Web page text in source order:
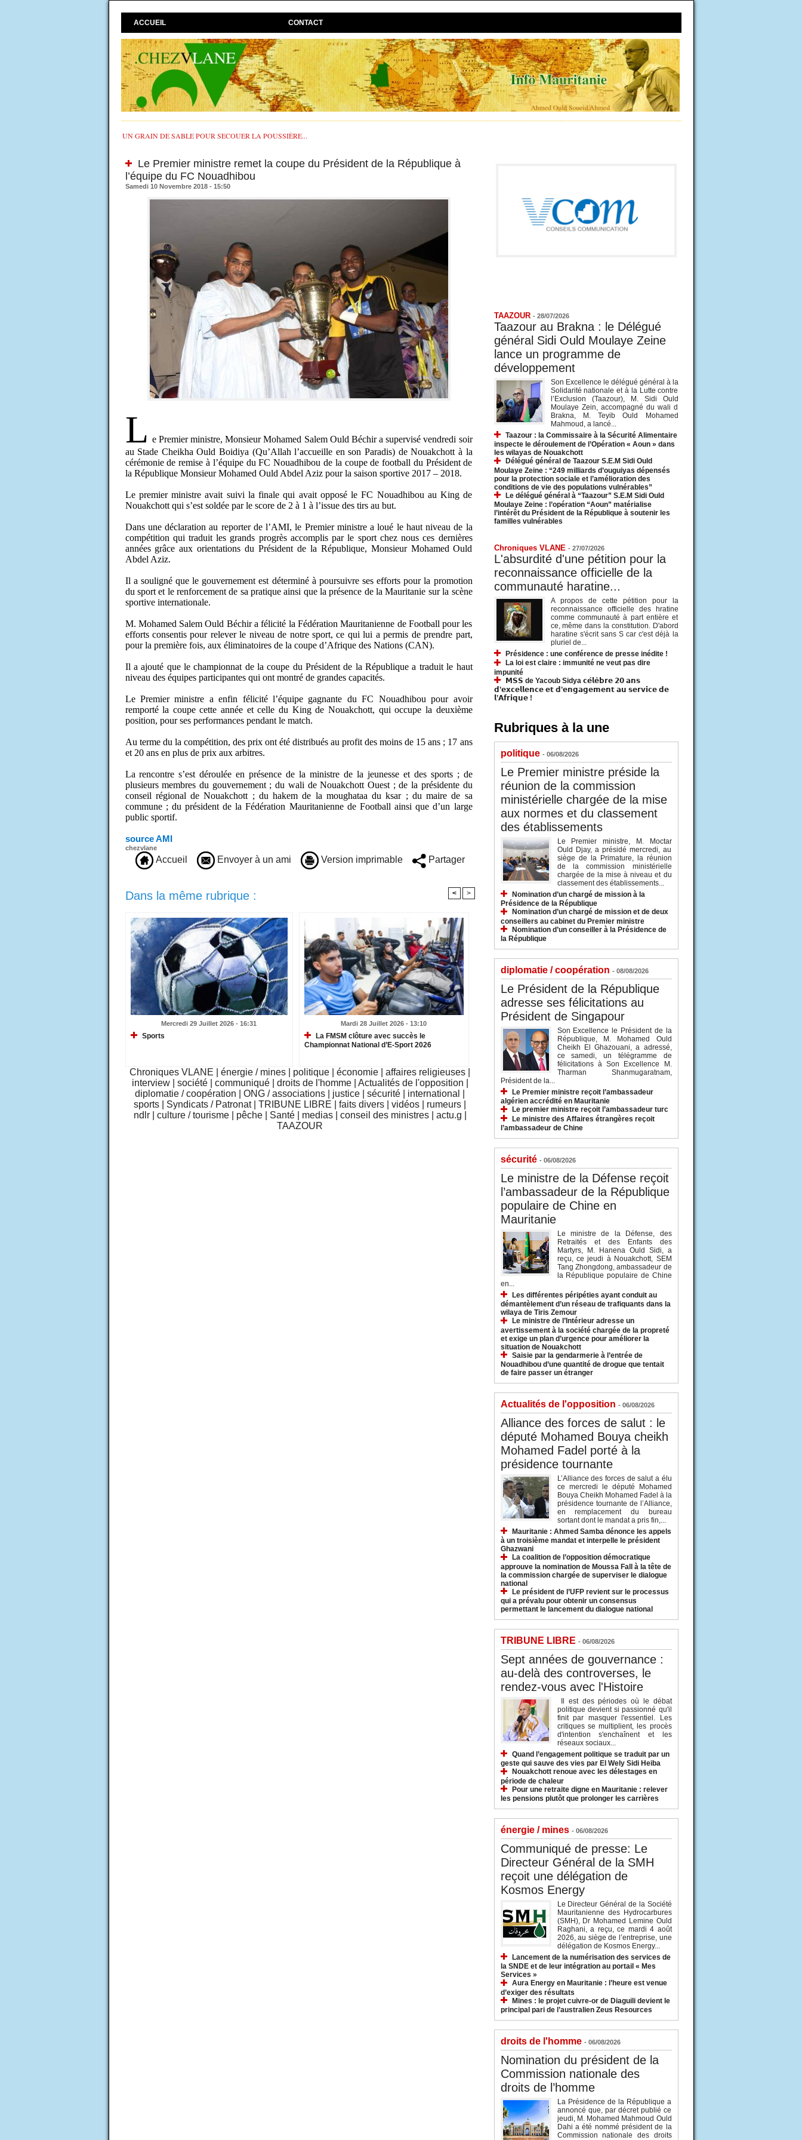
ACCUEIL CONTACT
UN GRAIN DE SABLE POUR SECOUER LA POUSSIÈRE...
Le Premier ministre remet la coupe du Président de la République à
l’équipe du FC Nouadhibou
Samedi 10 Novembre 2018 - 15:50
L e Premier ministre, Monsieur Mohamed Salem Ould Béchir a supervisé vendredi soir
au Stade Cheikha Ould Boidiya (Qu’Allah l’accueille en son Paradis) de Nouakchott à la
cérémonie de remise à l’équipe du FC Nouadhibou de la coupe de football du Président de
la République Monsieur Mohamed Ould Abdel Aziz pour la saison sportive 2017 – 2018.
Le premier ministre avait suivi la finale qui avait opposé le FC Nouadhibou au King de
Nouakchott qui s’est soldée par le score de 2 à 1 à l’issue des tirs au but.
Dans une déclaration au reporter de l’AMI, le Premier ministre a loué le haut niveau de la
compétition qui traduit les grands progrès accomplis par le sport chez nous ces dernières
années grâce aux orientations du Président de la République, Monsieur Mohamed Ould
Abdel Aziz.
Il a souligné que le gouvernement est déterminé à poursuivre ses efforts pour la promotion
du sport et le renforcement de sa pratique ainsi que la présence de la Mauritanie sur la scène
sportive internationale.
M. Mohamed Salem Ould Béchir a félicité la Fédération Mauritanienne de Football pour les
efforts consentis pour relever le niveau de notre sport, ce qui lui a permis de prendre part,
pour la première fois, aux éliminatoires de la coupe d’Afrique des Nations (CAN).
Il a ajouté que le championnat de la coupe du Président de la République a traduit le haut
niveau des équipes participantes qui ont montré de grandes capacités.
Le Premier ministre a enfin félicité l’équipe gagnante du FC Nouadhibou pour avoir
remporté la coupe cette année et celle du King de Nouakchott, qui occupe la deuxième
position, pour ses performances pendant le match.
Au terme du la compétition, des prix ont été distribués au profit des moins de 15 ans ; 17 ans
et 20 ans en plus de prix aux arbitres.
La rencontre s’est déroulée en présence de la ministre de la jeunesse et des sports ; de
plusieurs membres du gouvernement ; du wali de Nouakchott Ouest ; de la présidente du
conseil régional de Nouakchott ; du hakem de la moughataa du ksar ; du maire de sa
commune ; du président de la Fédération Mauritanienne de Football ainsi que d’un large
public sportif.
source AMI
chezvlane
Accueil Envoyer à un ami Version imprimable Partager
Dans la même rubrique : < >
Mercredi 29 Juillet 2026 - 16:31
Sports
Mardi 28 Juillet 2026 - 13:10
La FMSM clôture avec succès le
Championnat National d’E-Sport 2026
Chroniques VLANE énergie / mines politique économie affaires religieuses
interview
société communiqué droits de l'homme Actualités de l'opposition
diplomatie / coopération
ONG / associations justice sécurité international
sports
Syndicats / Patronat TRIBUNE LIBRE faits divers vidéos rumeurs
ndlr
culture / tourisme pêche Santé medias conseil des ministres actu.g
TAAZOUR
TAAZOUR - 28/07/2026
Taazour au Brakna : le Délégué
général Sidi Ould Moulaye Zeine
lance un programme de
développement
Son Excellence le délégué général à la
Solidarité nationale et à la Lutte contre
l’Exclusion (Taazour), M. Sidi Ould
Moulaye Zein, accompagné du wali d
Brakna, M. Teyib Ould Mohamed
Mahmoud, a lancé...
Taazour : la Commissaire à la Sécurité Alimentaire
inspecte le déroulement de l’Opération « Aoun » dans
les wilayas de Nouakchott
Délégué général de Taazour S.E.M Sidi Ould
Moulaye Zeine : “249 milliards d’ouguiyas dépensés
pour la protection sociale et l’amélioration des
conditions de vie des populations vulnérables”
Le délégué général à “Taazour” S.E.M Sidi Ould
Moulaye Zeine : l’opération “Aoun” matérialise
l’intérêt du Président de la République à soutenir les
familles vulnérables
Chroniques VLANE - 27/07/2026
L'absurdité d'une pétition pour la
reconnaissance officielle de la
communauté haratine...
A propos de cette pétition pour la
reconnaissance officielle des hratine
comme communauté à part entière et
ce, même dans la constitution. D'abord
haratine s'écrit sans S car c'est déjà la
pluriel de...
Présidence : une conférence de presse inédite !
La loi est claire : immunité ne veut pas dire
impunité
𝗠𝗦𝗦 de Yacoub Sidya 𝗰𝗲́𝗹𝗲̀𝗯𝗿𝗲 𝟮𝟬 𝗮𝗻𝘀
𝗱’𝗲𝘅𝗰𝗲𝗹𝗹𝗲𝗻𝗰𝗲 𝗲𝘁 𝗱’𝗲𝗻𝗴𝗮𝗴𝗲𝗺𝗲𝗻𝘁 𝗮𝘂 𝘀𝗲𝗿𝘃𝗶𝗰𝗲 𝗱𝗲
𝗹’𝗔𝗳𝗿𝗶𝗾𝘂𝗲 !
Rubriques à la une
politique - 06/08/2026
Le Premier ministre préside la
réunion de la commission
ministérielle chargée de la mise
aux normes et du classement
des établissements
Le Premier ministre, M. Moctar
Ould Djay, a présidé mercredi, au
siège de la Primature, la réunion
de la commission ministérielle
chargée de la mise à niveau et du
classement des établissements...
Nomination d’un chargé de mission à la
Présidence de la République
Nomination d’un chargé de mission et de deux
conseillers au cabinet du Premier ministre
Nomination d’un conseiller à la Présidence de
la République
diplomatie / coopération - 08/08/2026
Le Président de la République
adresse ses félicitations au
Président de Singapour
Son Excellence le Président de la
République, M. Mohamed Ould
Cheikh El Ghazouani, a adressé,
ce samedi, un télégramme de
félicitations à Son Excellence M.
Tharman Shanmugaratnam,
Président de la...
Le Premier ministre reçoit l’ambassadeur
algérien accrédité en Mauritanie
Le premier ministre reçoit l’ambassadeur turc
Le ministre des Affaires étrangères reçoit
l’ambassadeur de Chine
sécurité - 06/08/2026
Le ministre de la Défense reçoit
l’ambassadeur de la République
populaire de Chine en
Mauritanie
Le ministre de la Défense, des
Retraités et des Enfants des
Martyrs, M. Hanena Ould Sidi, a
reçu, ce jeudi à Nouakchott, SEM
Tang Zhongdong, ambassadeur de
la République populaire de Chine
en...
Les différentes péripéties ayant conduit au
démantèlement d’un réseau de trafiquants dans la
wilaya de Tiris Zemour
Le ministre de l’Intérieur adresse un
avertissement à la société chargée de la propreté
et exige un plan d’urgence pour améliorer la
situation de Nouakchott
Saisie par la gendarmerie à l’entrée de
Nouadhibou d’une quantité de drogue que tentait
de faire passer un étranger
Actualités de l'opposition - 06/08/2026
Alliance des forces de salut : le
député Mohamed Bouya cheikh
Mohamed Fadel porté à la
présidence tournante
L’Alliance des forces de salut a élu
ce mercredi le député Mohamed
Bouya Cheikh Mohamed Fadel à la
présidence tournante de l’Alliance,
en remplacement du bureau
sortant dont le mandat a pris fin,...
Mauritanie : Ahmed Samba dénonce les appels
à un troisième mandat et interpelle le président
Ghazwani
La coalition de l’opposition démocratique
approuve la nomination de Moussa Fall à la tête de
la commission chargée de superviser le dialogue
national
Le président de l’UFP revient sur le processus
qui a prévalu pour obtenir un consensus
permettant le lancement du dialogue national
TRIBUNE LIBRE - 06/08/2026
Sept années de gouvernance :
au-delà des controverses, le
rendez-vous avec l'Histoire
Il est des périodes où le débat
politique devient si passionné qu'il
finit par masquer l'essentiel. Les
critiques se multiplient, les procès
d'intention s'enchaînent et les
réseaux sociaux...
Quand l’engagement politique se traduit par un
geste qui sauve des vies par El Wely Sidi Heiba
Nouakchott renoue avec les délestages en
période de chaleur
Pour une retraite digne en Mauritanie : relever
les pensions plutôt que prolonger les carrières
énergie / mines - 06/08/2026
Communiqué de presse: Le
Directeur Général de la SMH
reçoit une délégation de
Kosmos Energy
Le Directeur Général de la Société
Mauritanienne des Hydrocarbures
(SMH), Dr Mohamed Lemine Ould
Raghani, a reçu, ce mardi 4 août
2026, au siège de l’entreprise, une
délégation de Kosmos Energy...
Lancement de la numérisation des services de
la SNDE et de leur intégration au portail « Mes
Services »
Aura Energy en Mauritanie : l’heure est venue
d’exiger des résultats
Mines : le projet cuivre-or de Diaguili devient le
principal pari de l’australien Zeus Resources
droits de l'homme - 06/08/2026
Nomination du président de la
Commission nationale des
droits de l’homme
La Présidence de la République a
annoncé que, par décret publié ce
jeudi, M. Mohamed Mahmoud Ould
Dahi a été nommé président de la
Commission nationale des droits